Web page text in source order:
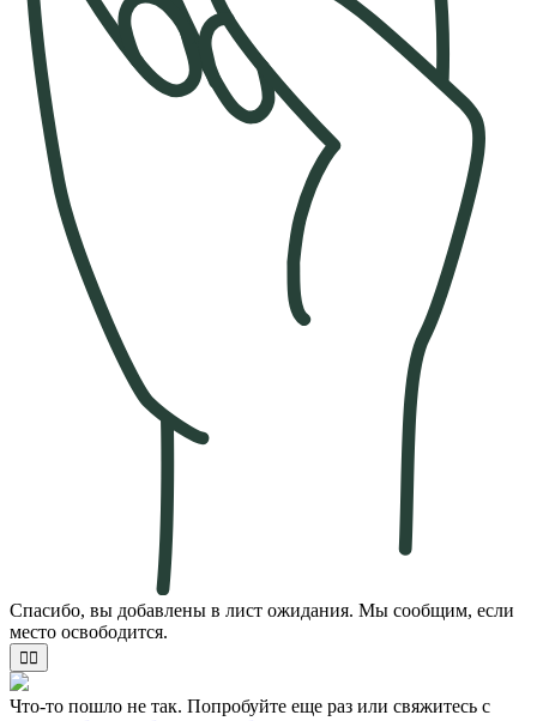
Спасибо, вы добавлены в лист ожидания. Мы сообщим, если
место освободится.
✌🏻
Что-то пошло не так. Попробуйте еще раз или свяжитесь с